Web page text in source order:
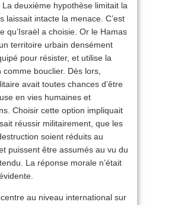
deuxième hypothèse limitait la
laissait intacte la menace. C’est
qu’Israël a choisie. Or le Hamas
territoire urbain densément
pour résister, et utilise la
comme bouclier. Dès lors,
avait toutes chances d’être
en vies humaines et
Choisir cette option impliquait
réussir militairement, que les
soient réduits au
puissent être assumés au vu du
La réponse morale n’était
au niveau international sur